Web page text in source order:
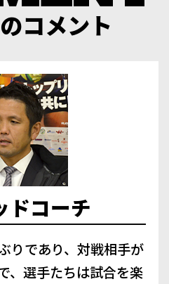
コメント
ドコーチ
りであり、対戦相手が
、選手たちは試合を楽